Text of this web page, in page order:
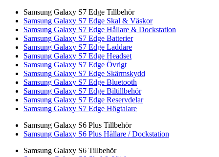
Samsung Galaxy S7 Edge Tillbehör
Samsung Galaxy S7 Edge Skal & Väskor
Samsung Galaxy S7 Edge Hållare & Dockstation
Samsung Galaxy S7 Edge Batterier
Samsung Galaxy S7 Edge Laddare
Samsung Galaxy S7 Edge Headset
Samsung Galaxy S7 Edge Övrigt
Samsung Galaxy S7 Edge Skärmskydd
Samsung Galaxy S7 Edge Bluetooth
Samsung Galaxy S7 Edge Biltillbehör
Samsung Galaxy S7 Edge Reservdelar
Samsung Galaxy S7 Edge Högtalare
Samsung Galaxy S6 Plus Tillbehör
Samsung Galaxy S6 Plus Hållare / Dockstation
Samsung Galaxy S6 Tillbehör